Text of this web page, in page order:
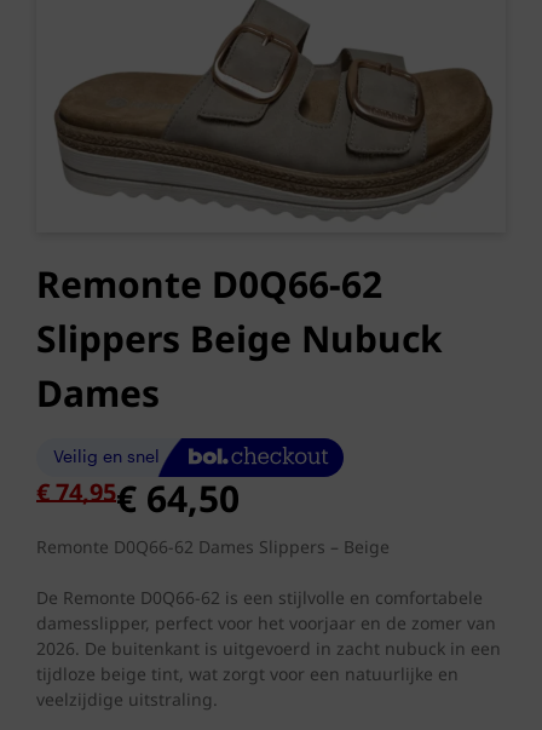
Remonte D0Q66-62
Slippers Beige Nubuck
Dames
€74,95
Oorspronkelijke
was:
€ 74,95.
€ 64,50
Huidige
is:
€ 64,50.
Remonte D0Q66-62 Dames Slippers – Beige
De Remonte D0Q66-62 is een stijlvolle en comfortabele
damesslipper, perfect voor het voorjaar en de zomer van
2026. De buitenkant is uitgevoerd in zacht nubuck in een
tijdloze beige tint, wat zorgt voor een natuurlijke en
veelzijdige uitstraling.